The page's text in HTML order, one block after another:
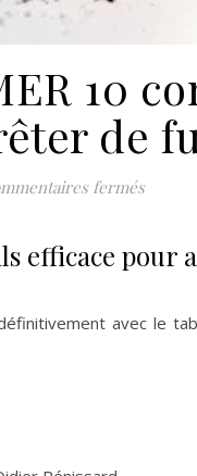
10
de
ferméssur
efficace
avec le